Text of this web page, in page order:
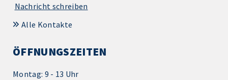
Nachricht schreiben
Alle Kontakte
ÖFFNUNGSZEITEN
Montag: 9 - 13 Uhr